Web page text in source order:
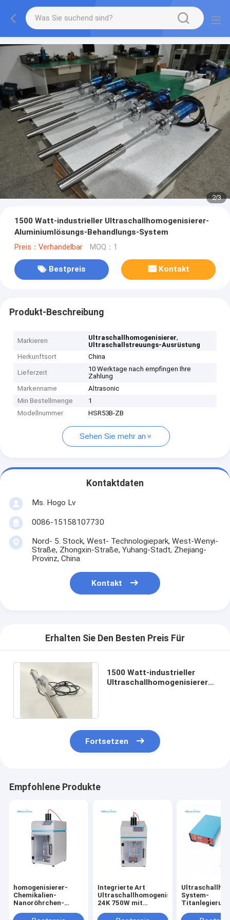
2/3
1500 Watt-industrieller Ultraschallhomogenisierer-
Aluminiumlösungs-Behandlungs-System
Preis：Verhandelbar MOQ：1
Bestpreis Kontakt
Produkt-Beschreibung
Markieren Ultraschallhomogenisierer,
Ultraschallstreuungs-Ausrüstung
Herkunftsort
China
Lieferzeit
10 Werktage nach empfingen Ihre
Zahlung
Markenname
Altrasonic
Min Bestellmenge
1
Modellnummer
HSR53B-ZB
Sehen Sie mehr an
Kontaktdaten
Ms. Hogo Lv
0086-15158107730
Nord- 5. Stock, West- Technologiepark, West-Wenyi-
Straße, Zhongxin-Straße, Yuhang-Stadt, Zhejiang-
Provinz, China
Kontakt
Erhalten Sie Den Besten Preis Für
1500 Watt-industrieller
Ultraschallhomogenisierer-
Fortsetzen
Empfohlene Produkte
homogenisierer-
Chemikalien-
Nanoröhrchen-
300W Ultraschallvon
Integrierte Art
Ultraschallhomogenisierer
24K 750W mit
Kasten
System-
Screen 20kHz